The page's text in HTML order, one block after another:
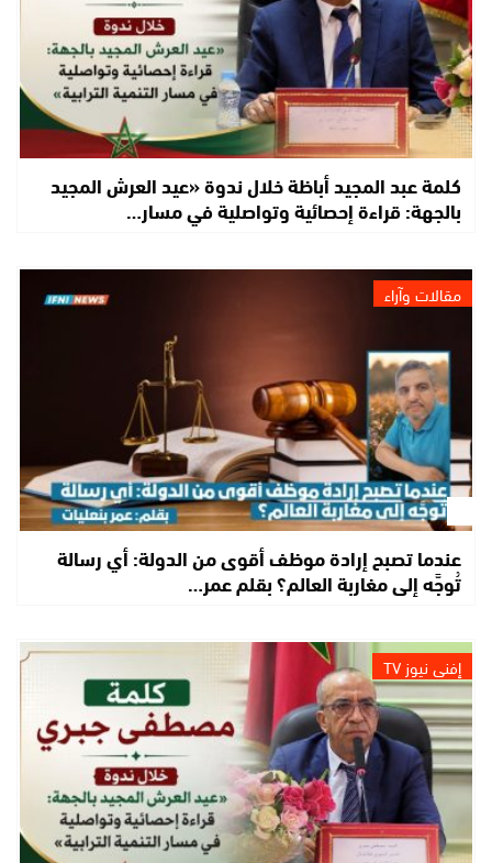
كلمة عبد المجيد أباظة خلال ندوة «عيد العرش المجيد
بالجهة: قراءة إحصائية وتواصلية في مسار…
مقالات وآراء
عندما تصبح إرادة موظف أقوى من الدولة: أي رسالة
تُوجَّه إلى مغاربة العالم؟ بقلم عمر…
إفني نيوز TV